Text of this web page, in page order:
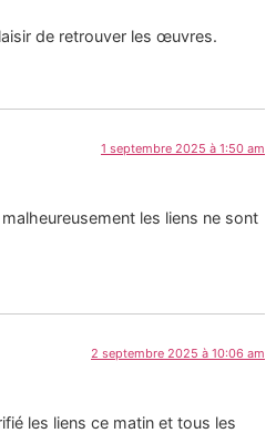
de retrouver les œuvres.
1 septembre 2025 à 1:50 am
les liens ne sont
2 septembre 2025 à 10:06 am
les liens ce matin et tous les